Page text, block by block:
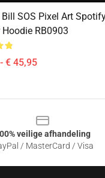
SOS Pixel Art
RB0903
€ 45,95
veilige afhandeling
/ MasterCard / Visa